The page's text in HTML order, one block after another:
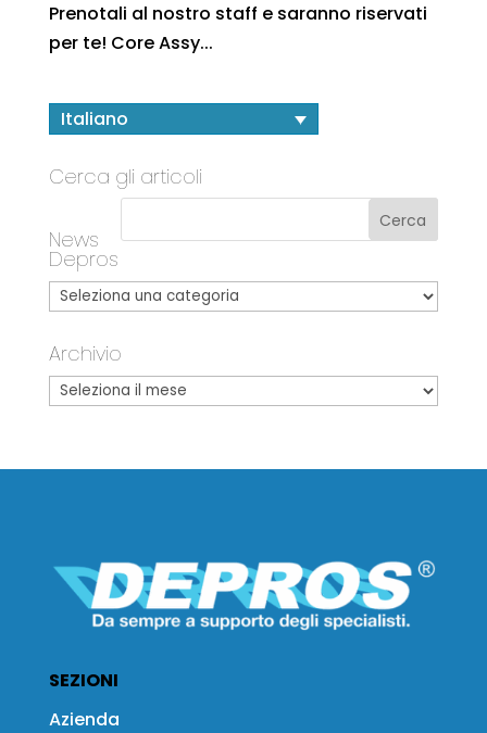
Prenotali al nostro staff e saranno riservati
per te! Core Assy...
Italiano
Cerca gli articoli
News
Depros
Archivio
SEZIONI
Azienda